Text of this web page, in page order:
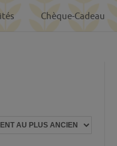
Chèque-Cadeau